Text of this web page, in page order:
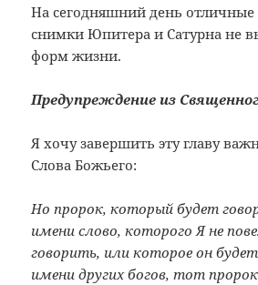
На сегодняшний день
снимки Юпитера и Сатурна не
форм жизни.
Предупреждение из
Я хочу завершить эту главу
Слова Божьего:
Но пророк, который будет
имени слово, которого Я не
говорить, или которое он
имени других богов, тот